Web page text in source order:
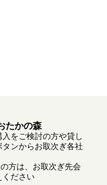
たかの森
をご検討の方や貸し
ンからお取次ぎ各社
方は、お取次ぎ先会
ください